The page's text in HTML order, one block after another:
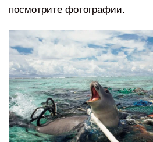
посмотрите фотографии.